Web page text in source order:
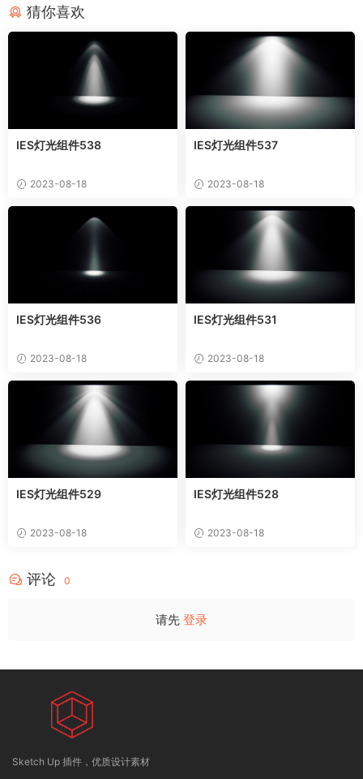
猜你喜欢
IES灯光组件538
2023-08-18
IES灯光组件537
2023-08-18
IES灯光组件536
2023-08-18
IES灯光组件531
2023-08-18
IES灯光组件529
2023-08-18
IES灯光组件528
2023-08-18
评论 0
请先 登录
Sketch Up 插件，优质设计素材